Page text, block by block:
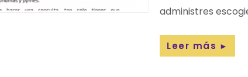
administres
Leer más ►